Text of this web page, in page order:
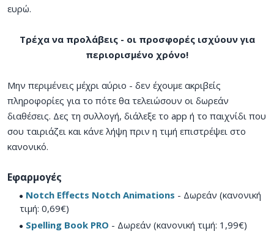
ευρώ.
Τρέχα να προλάβεις - οι προσφορές ισχύουν για
περιορισμένο χρόνο!
Μην περιμένεις μέχρι αύριο - δεν έχουμε ακριβείς
πληροφορίες για το πότε θα τελειώσουν οι δωρεάν
διαθέσεις. Δες τη συλλογή, διάλεξε το app ή το παιχνίδι που
σου ταιριάζει και κάνε λήψη πριν η τιμή επιστρέψει στο
κανονικό.
Εφαρμογές
Notch Effects Notch Animations - Δωρεάν (κανονική
τιμή: 0,69€)
Spelling Book PRO - Δωρεάν (κανονική τιμή: 1,99€)